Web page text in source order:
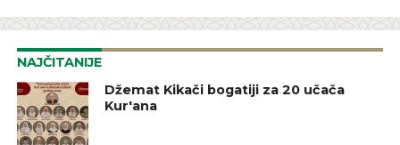
NAJČITANIJE
Džemat Kikači bogatiji za 20 učača
Kur'ana